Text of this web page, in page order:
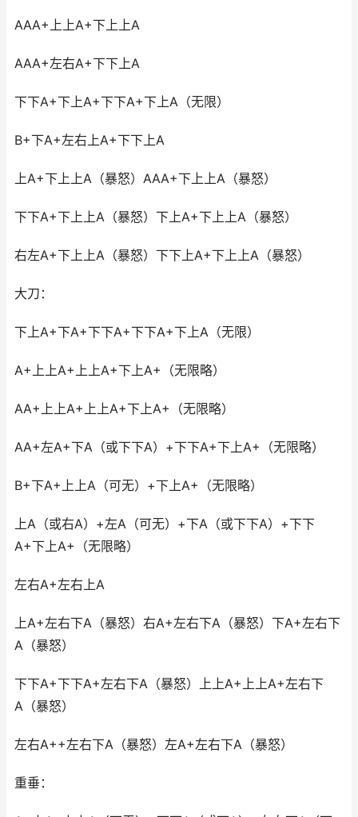
AAA+上上A+下上上A
AAA+左右A+下下上A
下下A+下上A+下下A+下上A（无限）
B+下A+左右上A+下下上A
上A+下上上A（暴怒）AAA+下上上A（暴怒）
下下A+下上上A（暴怒）下上A+下上上A（暴怒）
右左A+下上上A（暴怒）下下上A+下上上A（暴怒）
大刀：
下上A+下A+下下A+下下A+下上A（无限）
A+上上A+上上A+下上A+（无限略）
AA+上上A+上上A+下上A+（无限略）
AA+左A+下A（或下下A）+下下A+下上A+（无限略）
B+下A+上上A（可无）+下上A+（无限略）
上A（或右A）+左A（可无）+下A（或下下A）+下下
A+下上A+（无限略）
左右A+左右上A
上A+左右下A（暴怒）右A+左右下A（暴怒）下A+左右下
A（暴怒）
下下A+下下A+左右下A（暴怒）上上A+上上A+左右下
A（暴怒）
左右A++左右下A（暴怒）左A+左右下A（暴怒）
重垂：